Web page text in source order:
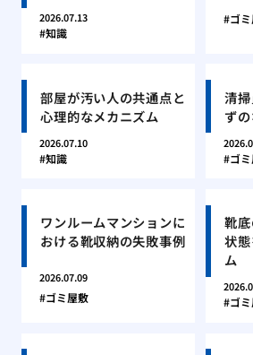
2026.07.13
知識
ゴ
部屋が汚い人の共通点と
心理的なメカニズム
2026.07.10
知識
清
ず
ゴ
ワンルームマンションに
おける靴収納の失敗事例
2026.07.09
ゴミ屋敷
靴
状
ム
ゴ